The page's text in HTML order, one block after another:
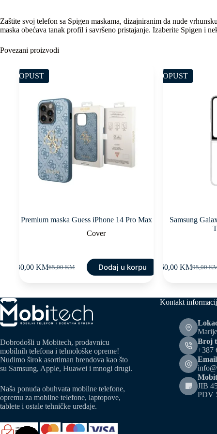
Zaštite svoj telefon sa Spigen maskama, dizajniranim da nude
maska obećava tanak profil i savršeno pristajanje. Izaberite Spigen i
Povezani proizvodi
POPUST
Premium maska Guess iPhone 14 Pro Max
Cover
65,00KM
Original
65,00 KM.
30,00 KMCurrent
30,00 KM.
Dodaj u korpu
POPUST
Samsung
95,00
Original
95,00
60,00KMCurrent
60,00
Dobrodošli u Mobitech, prodavnicu
mobilnih telefona i tehnološke opreme!
Nudimo širok asortiman brendova kao što
su Samsung, Apple, Huawei i mnogi drugi.
Naša ponuda obuhvata mobilne telefone,
opremu za mobilne telefone, laptopove,
tablete i ostale tehničke uređaje.
Kontakt
Broj
+387
JIB
PDV